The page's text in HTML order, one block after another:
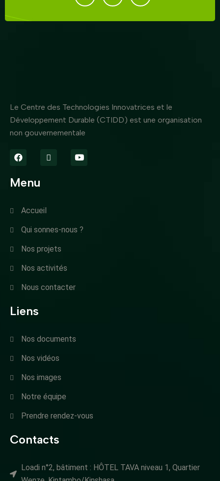
Le Centre des Technologies Innovatrices et le
Développement Durable (CTIDD) est une organisation
non gouvernementale
Menu
Accueil
Qui sonnes-nous ?
Nos projets
Nos activités
Nous contacter
Liens
Nos documents
Nos vidéos
Nos images
Notre équipe
Prendre rendez-vous
Contacts
Loadi n°2, bâtiment : HÔTEL TAVA niveau 1, Quartier